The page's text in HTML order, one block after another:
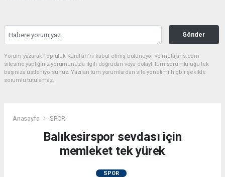
Gönder
Yorum yazarak Topluluk Kuralları’nı kabul etmiş bulunuyor ve mutajans.com
sitesine yaptığınız yorumunuzla ilgili doğrudan veya dolaylı tüm sorumluluğu tek
başınıza üstleniyorsunuz. Yazılan tüm yorumlardan site yönetimi hiçbir şekilde
sorumlu tutulamaz.
Anasayfa SPOR
Balıkesirspor sevdası için
memleket tek yürek
SPOR